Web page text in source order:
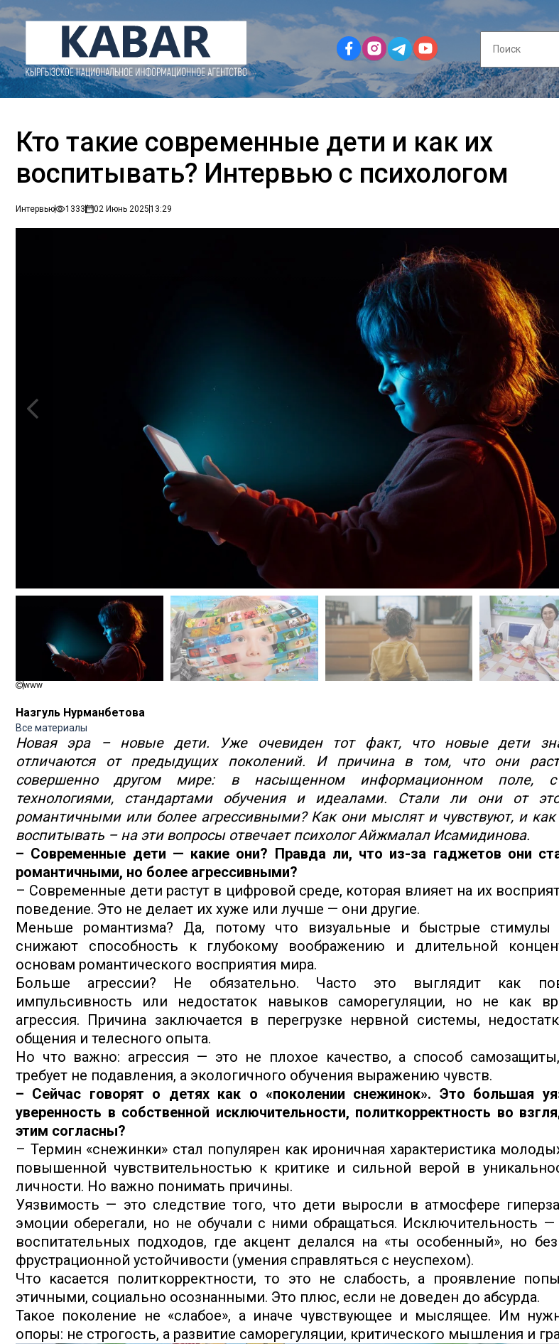
Кто такие современные дети и как их
воспитывать? Интервью с психологом
Интервью 1333 02 Июнь 202513:29
www
Назгуль Нурманбетова
Все материалы
Новая эра – новые дети. Уже очевиден тот факт, что новые дети
отличаются от предыдущих поколений. И причина в том, что они
совершенно другом мире: в насыщенном информационном поле,
технологиями, стандартами обучения и идеалами. Стали ли они от
романтичными или более агрессивными? Как они мыслят и чувствуют, и как
воспитывать – на эти вопросы отвечает психолог Айжмалал Исамидинова.
– Современные дети — какие они? Правда ли, что из-за гаджетов они
романтичными, но более агрессивными?
– Современные дети растут в цифровой среде, которая влияет на их
поведение. Это не делает их хуже или лучше — они другие.
Меньше романтизма? Да, потому что визуальные и быстрые стимулы
снижают способность к глубокому воображению и длительной
основам романтического восприятия мира.
Больше агрессии? Не обязательно. Часто это выглядит как
импульсивность или недостаток навыков саморегуляции, но не как
агрессия. Причина заключается в перегрузке нервной системы,
общения и телесного опыта.
Но что важно: агрессия — это не плохое качество, а способ
требует не подавления, а экологичного обучения выражению чувств.
– Сейчас говорят о детях как о «поколении снежинок». Это большая
уверенность в собственной исключительности, политкорректность во
этим согласны?
– Термин «снежинки» стал популярен как ироничная характеристика
повышенной чувствительностью к критике и сильной верой в
личности. Но важно понимать причины.
Уязвимость — это следствие того, что дети выросли в атмосфере
эмоции оберегали, но не обучали с ними обращаться. Исключительность —
воспитательных подходов, где акцент делался на «ты особенный», но
фрустрационной устойчивости (умения справляться с неуспехом).
Что касается политкорректности, то это не слабость, а проявление
этичными, социально осознанными. Это плюс, если не доведен до абсурда.
Такое поколение не «слабое», а иначе чувствующее и мыслящее. Им
опоры: не строгость, а развитие саморегуляции, критического мышления и